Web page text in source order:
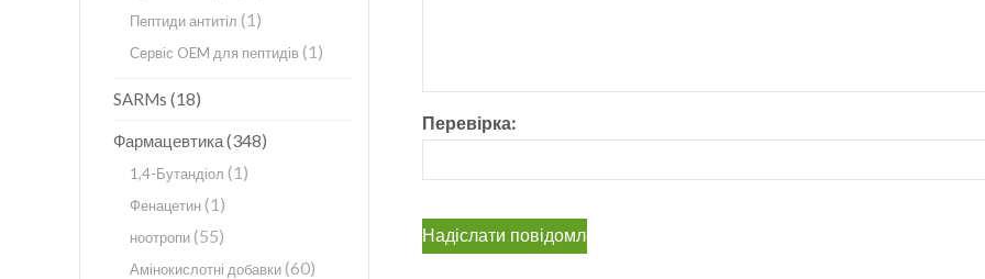
Перевірка:
Пептиди антитіл (1)
Сервіс OEM для пептидів (1)
SARMs (18)
Фармацевтика(348)
1,4-Бутандіол (1)
Фенацетин(1)
ноотропи(55)
Амінокислотні добавки(60)